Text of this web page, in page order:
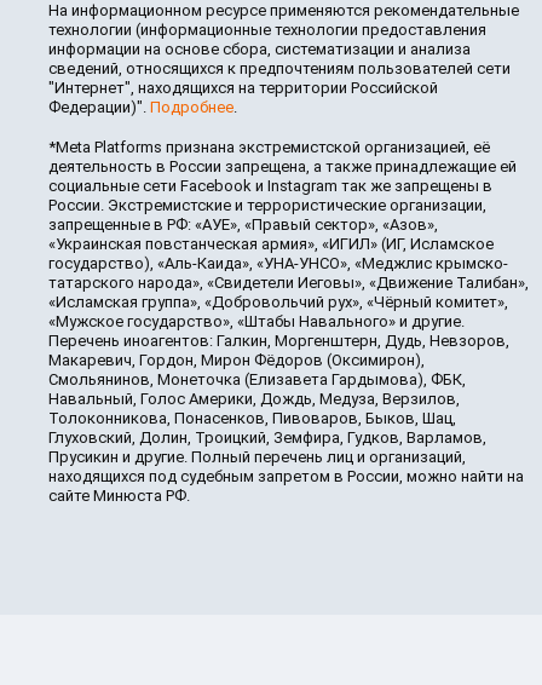
На информационном ресурсе применяются рекомендательные
технологии (информационные технологии предоставления
информации на основе сбора, систематизации и анализа
сведений, относящихся к предпочтениям пользователей сети
"Интернет", находящихся на территории Российской
Федерации)". Подробнее.
*Meta Platforms признана экстремистской организацией, её
деятельность в России запрещена, а также принадлежащие ей
социальные сети Facebook и Instagram так же запрещены в
России. Экстремистские и террористические организации,
запрещенные в РФ: «АУЕ», «Правый сектор», «Азов»,
«Украинская повстанческая армия», «ИГИЛ» (ИГ, Исламское
государство), «Аль-Каида», «УНА-УНСО», «Меджлис крымско-
татарского народа», «Свидетели Иеговы», «Движение Талибан»,
«Исламская группа», «Добровольчий рух», «Чёрный комитет»,
«Мужское государство», «Штабы Навального» и другие.
Перечень иноагентов: Галкин, Моргенштерн, Дудь, Невзоров,
Макаревич, Гордон, Мирон Фёдоров (Оксимирон),
Смольянинов, Монеточка (Елизавета Гардымова), ФБК,
Навальный, Голос Америки, Дождь, Медуза, Верзилов,
Толоконникова, Понасенков, Пивоваров, Быков, Шац,
Глуховский, Долин, Троицкий, Земфира, Гудков, Варламов,
Прусикин и другие. Полный перечень лиц и организаций,
находящихся под судебным запретом в России, можно найти на
сайте Минюста РФ.